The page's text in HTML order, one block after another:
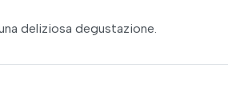
deliziosa degustazione.